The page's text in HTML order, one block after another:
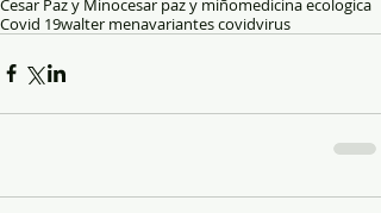
Cesar Paz y Minocesar paz y miñomedicina ecologica
Covid 19walter menavariantes covidvirus